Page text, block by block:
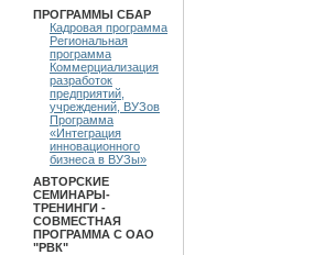
ПРОГРАММЫ СБАР
Кадровая программа
Региональная
программа
Коммерциализация
разработок
предприятий,
учреждений, ВУЗов
Программа
«Интеграция
инновационного
бизнеса в ВУЗы»
АВТОРСКИЕ
СЕМИНАРЫ-
ТРЕНИНГИ -
СОВМЕСТНАЯ
ПРОГРАММА С ОАО
"РВК"